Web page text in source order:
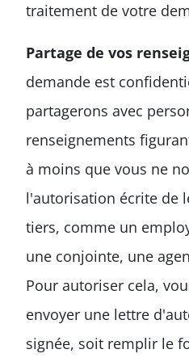
traitement de votre
Partage de vos
demande est
partagerons avec
renseignements
à moins que vous ne
l'autorisation écrite de
tiers, comme un
une conjointe, une
Pour autoriser cela,
envoyer une lettre
signée, soit remplir le